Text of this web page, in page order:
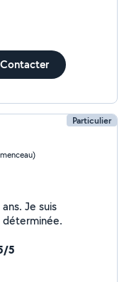
Contacter
Particulier
Je suis
5